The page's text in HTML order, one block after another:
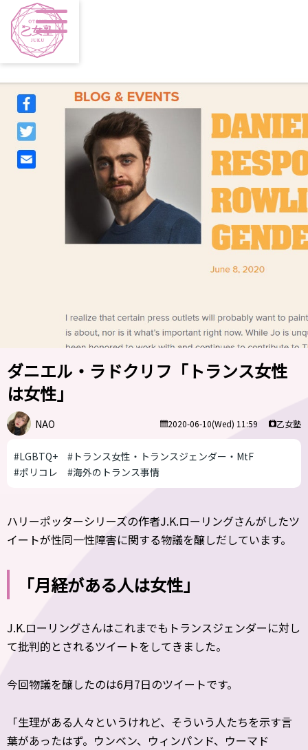
ダニエル・ラドクリフ「トランス女性
は女性」
NAO 2020-06-10(Wed) 11:59 乙女塾
#LGBTQ+
#トランス女性・トランスジェンダー・MtF
#ポリコレ
#海外のトランス事情
ハリーポッターシリーズの作者J.K.ローリングさんがしたツ
イートが性同一性障害に関する物議を醸しだしています。
「月経がある人は女性」
J.K.ローリングさんはこれまでもトランスジェンダーに対し
て批判的とされるツイートをしてきました。
今回物議を醸したのは6月7日のツイートです。
「生理がある人々というけれど、そういう人たちを示す言
葉があったはず。ウンベン、ウィンパンド、ウーマド